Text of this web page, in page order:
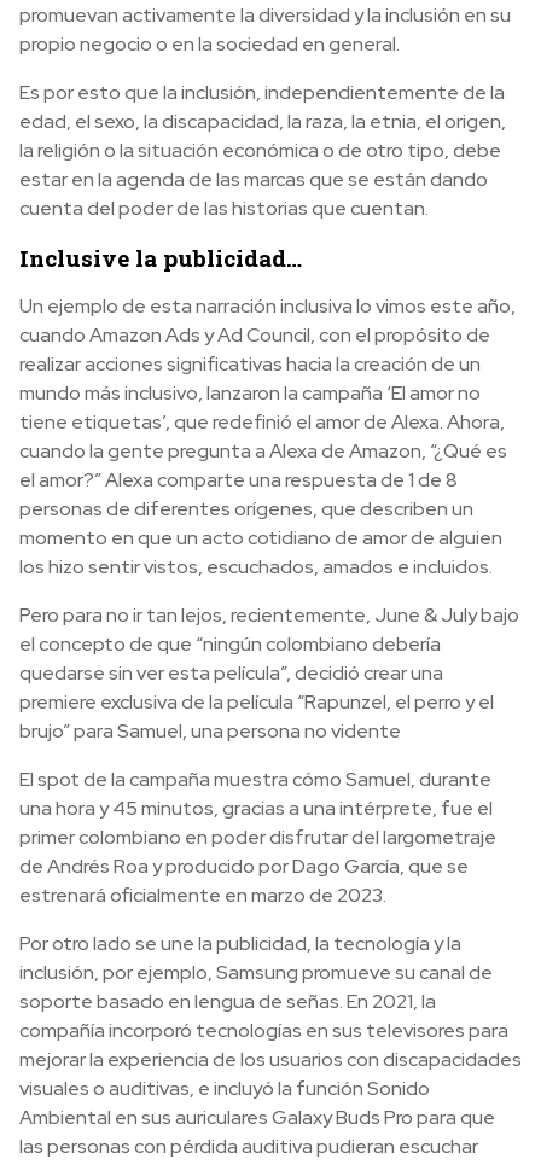
promuevan activamente la diversidad y la inclusión en su
propio negocio o en la sociedad en general.
Es por esto que la inclusión, independientemente de la
edad, el sexo, la discapacidad, la raza, la etnia, el origen,
la religión o la situación económica o de otro tipo, debe
estar en la agenda de las marcas que se están dando
cuenta del poder de las historias que cuentan.
Inclusive la publicidad…
Un ejemplo de esta narración inclusiva lo vimos este año,
cuando Amazon Ads y Ad Council, con el propósito de
realizar acciones significativas hacia la creación de un
mundo más inclusivo, lanzaron la campaña ‘El amor no
tiene etiquetas’, que redefinió el amor de Alexa. Ahora,
cuando la gente pregunta a Alexa de Amazon, “¿Qué es
el amor?” Alexa comparte una respuesta de 1 de 8
personas de diferentes orígenes, que describen un
momento en que un acto cotidiano de amor de alguien
los hizo sentir vistos, escuchados, amados e incluidos.
Pero para no ir tan lejos, recientemente, June & July bajo
el concepto de que “ningún colombiano debería
quedarse sin ver esta película”, decidió crear una
premiere exclusiva de la película “Rapunzel, el perro y el
brujo” para Samuel, una persona no vidente
El spot de la campaña muestra cómo Samuel, durante
una hora y 45 minutos, gracias a una intérprete, fue el
primer colombiano en poder disfrutar del largometraje
de Andrés Roa y producido por Dago García, que se
estrenará oficialmente en marzo de 2023.
Por otro lado se une la publicidad, la tecnología y la
inclusión, por ejemplo, Samsung promueve su canal de
soporte basado en lengua de señas. En 2021, la
compañía incorporó tecnologías en sus televisores para
mejorar la experiencia de los usuarios con discapacidades
visuales o auditivas, e incluyó la función Sonido
Ambiental en sus auriculares Galaxy Buds Pro para que
las personas con pérdida auditiva pudieran escuchar